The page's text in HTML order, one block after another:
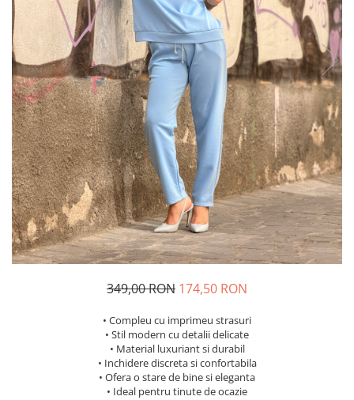
Costume de baie
349,00 RON 174,50 RON
• Compleu cu imprimeu strasuri
• Stil modern cu detalii delicate
• Material luxuriant si durabil
• Inchidere discreta si confortabila
• Ofera o stare de bine si eleganta
• Ideal pentru tinute de ocazie